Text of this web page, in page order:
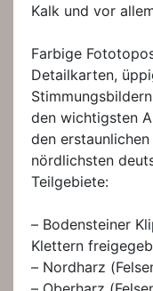
Kalk und vor
Farbige
Detailkarten,
den wichtigsten
den
nördlichsten
Teilgebiete:
– Bodensteiner
Klettern
– Nordharz